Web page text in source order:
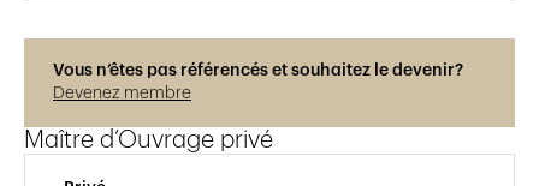
Vous n’êtes pas référencés et souhaitez le devenir?
Devenez membre
Maître d’Ouvrage privé